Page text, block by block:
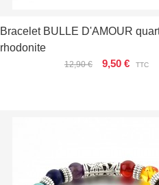
Bracelet BULLE D'AMOUR
rhodonite
12,90 € 9,50 € TTC